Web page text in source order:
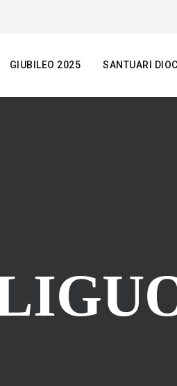
GIUBILEO 2025 SANTUARI